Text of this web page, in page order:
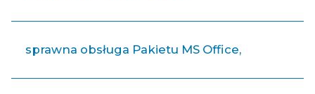
sprawna obsługa Pakietu MS Office,